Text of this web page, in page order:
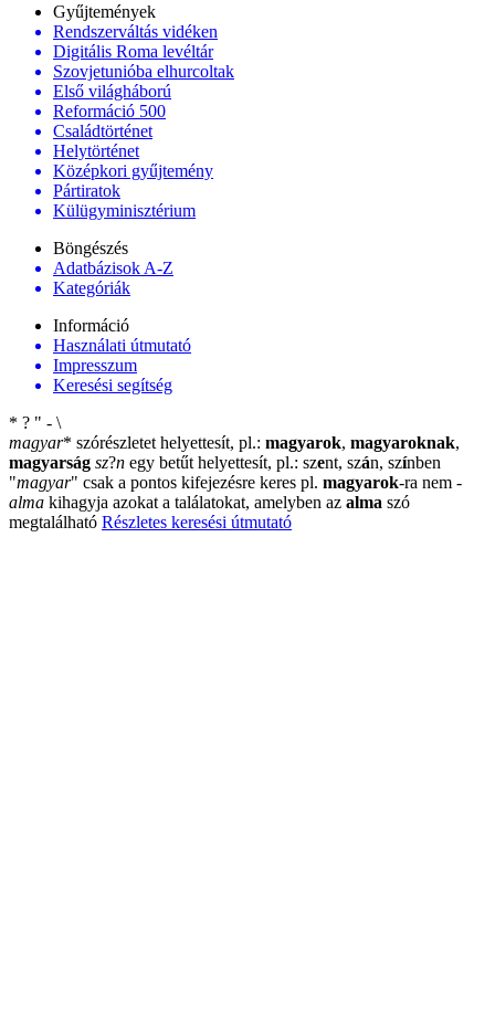
Gyűjtemények
Rendszerváltás vidéken
Digitális Roma levéltár
Szovjetunióba elhurcoltak
Első világháború
Reformáció 500
Családtörténet
Helytörténet
Középkori gyűjtemény
Pártiratok
Külügyminisztérium
Böngészés
Adatbázisok A-Z
Kategóriák
Információ
Használati útmutató
Impresszum
Keresési segítség
* ? " - \
magyar* szórészletet helyettesít, pl.: magyarok, magyaroknak,
magyarság sz?n egy betűt helyettesít, pl.: szent, szán, színben
"magyar" csak a pontos kifejezésre keres pl. magyarok-ra nem -
alma kihagyja azokat a találatokat, amelyben az alma szó
megtalálható Részletes keresési útmutató